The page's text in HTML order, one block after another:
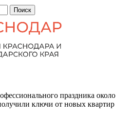
праздника около
ключи от новых квартир